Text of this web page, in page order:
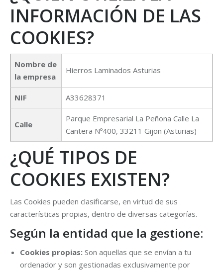
INFORMACIÓN DE LAS
COOKIES?
Nombre de
la empresa
Hierros Laminados Asturias
NIF A33628371
Calle
Parque Empresarial La Peñona Calle La
Cantera Nº400, 33211 Gijon (Asturias)
¿QUÉ TIPOS DE
COOKIES EXISTEN?
Las Cookies pueden clasificarse, en virtud de sus
características propias, dentro de diversas categorías.
Según la entidad que la gestione:
Cookies propias: Son aquellas que se envían a tu
ordenador y son gestionadas exclusivamente por